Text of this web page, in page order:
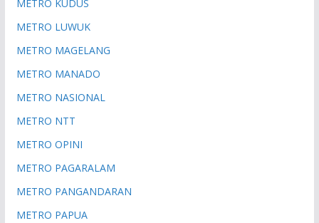
METRO KUDUS
METRO LUWUK
METRO MAGELANG
METRO MANADO
METRO NASIONAL
METRO NTT
METRO OPINI
METRO PAGARALAM
METRO PANGANDARAN
METRO PAPUA